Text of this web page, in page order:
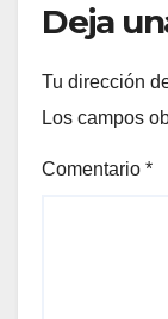
Deja
Tu dirección
Los campos
Comentario *